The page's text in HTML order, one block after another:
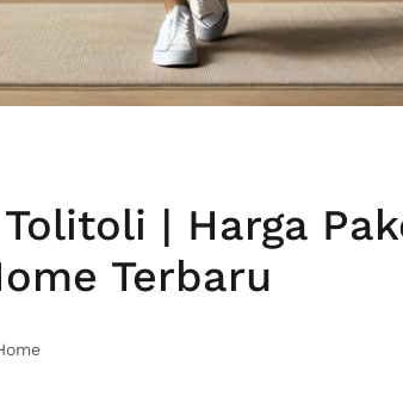
| Harga
Terbaru